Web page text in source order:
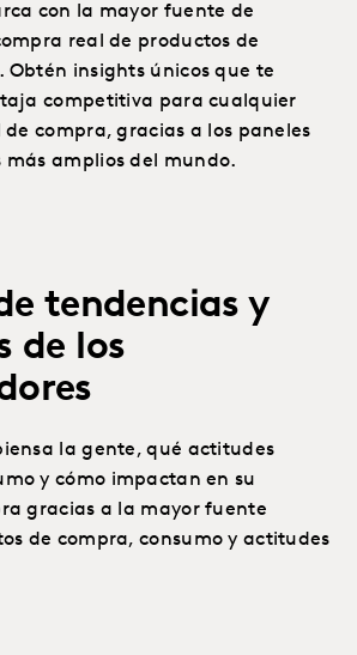
con la mayor fuente de
real de productos de
Obtén insights únicos que te
competitiva para cualquier
compra, gracias a los paneles
más amplios del mundo.
tendencias y
de los
la gente, qué actitudes
y cómo impactan en su
gracias a la mayor fuente
de compra, consumo y actitudes